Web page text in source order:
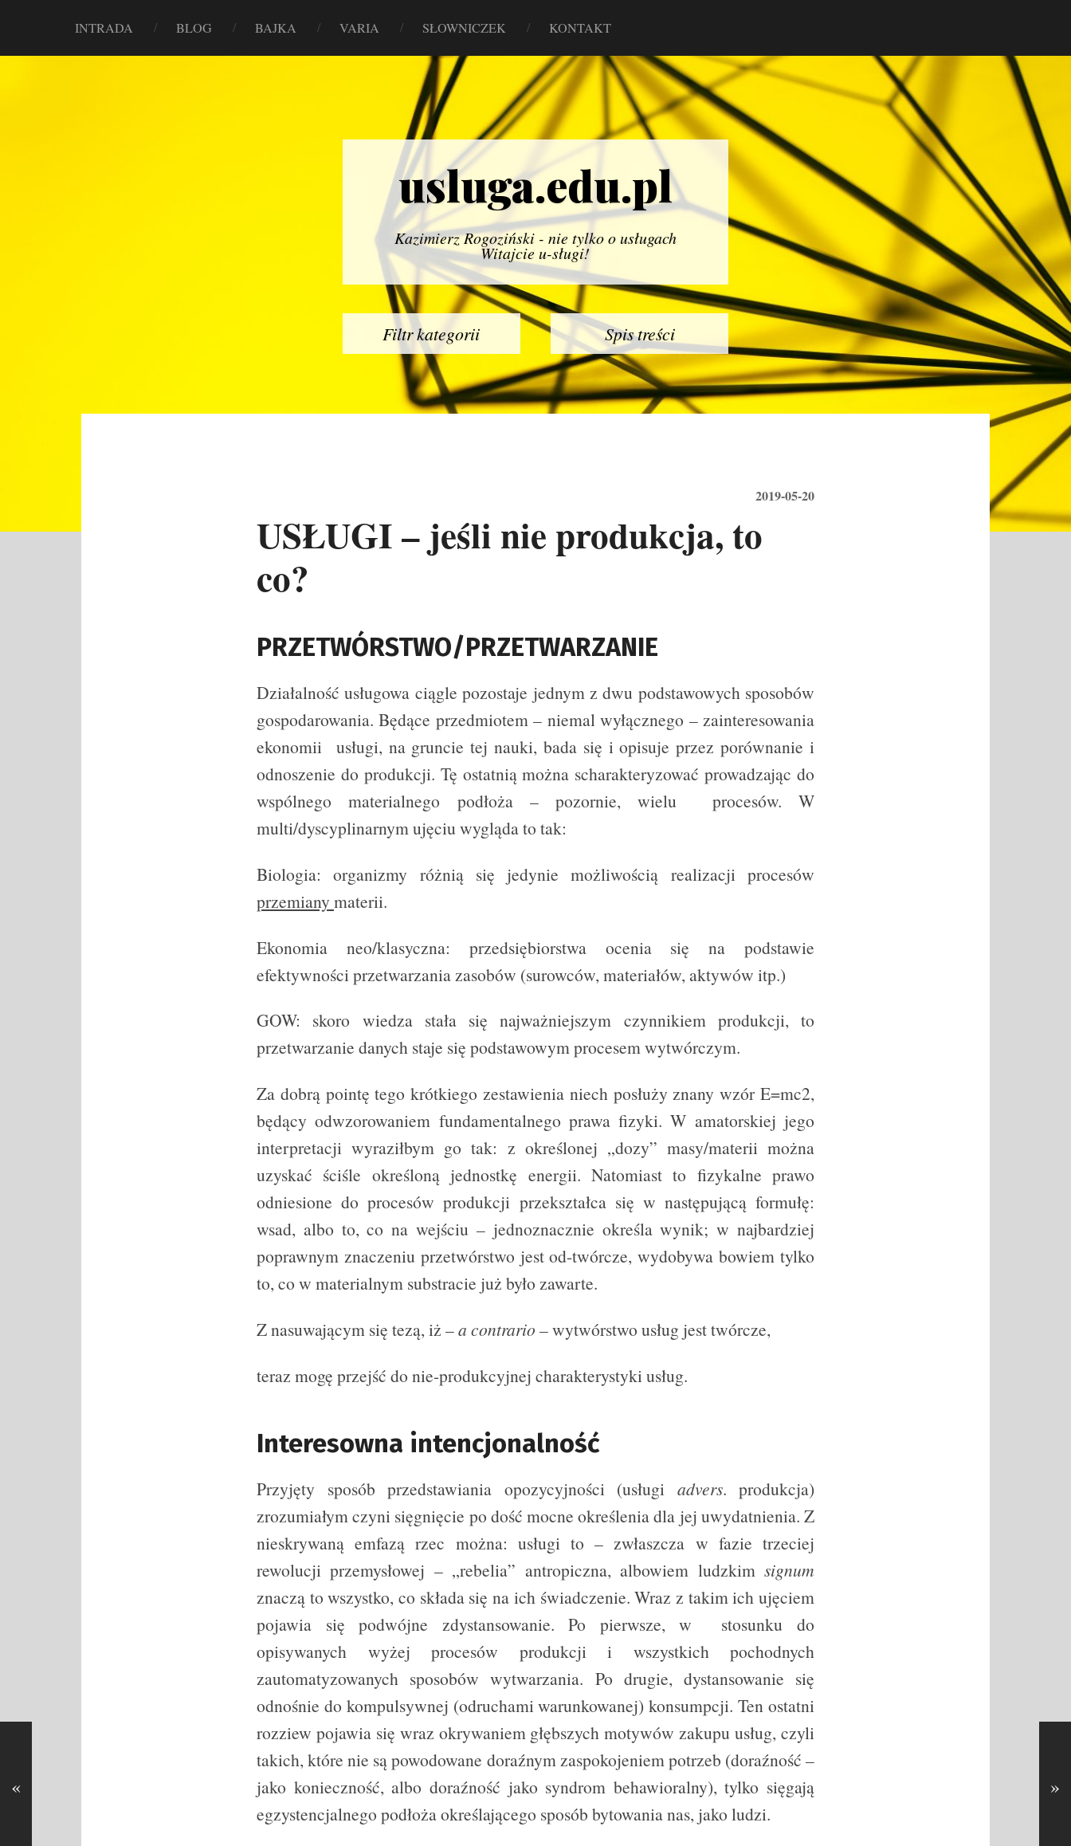
INTRADA BLOG BAJKA VARIA SŁOWNICZEK KONTAKT
usluga.edu.pl
Kazimierz Rogoziński - nie tylko o usługach
Witajcie u-sługi!
Filtr kategorii Spis treści
2019-05-20
USŁUGI – jeśli nie produkcja, to
co?
PRZETWÓRSTWO/PRZETWARZANIE
Działalność usługowa ciągle pozostaje jednym z dwu podstawowych sposobów
gospodarowania. Będące przedmiotem – niemal wyłącznego – zainteresowania
ekonomii usługi, na gruncie tej nauki, bada się i opisuje przez porównanie i
odnoszenie do produkcji. Tę ostatnią można scharakteryzować prowadzając do
wspólnego materialnego podłoża – pozornie, wielu procesów. W
multi/dyscyplinarnym ujęciu wygląda to tak:
Biologia: organizmy różnią się jedynie możliwością realizacji procesów
przemiany materii.
Ekonomia neo/klasyczna: przedsiębiorstwa ocenia się na podstawie
efektywności przetwarzania zasobów (surowców, materiałów, aktywów itp.)
GOW: skoro wiedza stała się najważniejszym czynnikiem produkcji, to
przetwarzanie danych staje się podstawowym procesem wytwórczym.
Za dobrą pointę tego krótkiego zestawienia niech posłuży znany wzór E=mc2,
będący odwzorowaniem fundamentalnego prawa fizyki. W amatorskiej jego
interpretacji wyraziłbym go tak: z określonej „dozy” masy/materii można
uzyskać ściśle określoną jednostkę energii. Natomiast to fizykalne prawo
odniesione do procesów produkcji przekształca się w następującą formułę:
wsad, albo to, co na wejściu – jednoznacznie określa wynik; w najbardziej
poprawnym znaczeniu przetwórstwo jest od-twórcze, wydobywa bowiem tylko
to, co w materialnym substracie już było zawarte.
Z nasuwającym się tezą, iż –a contrario –wytwórstwo usług jest twórcze,
teraz mogę przejść do nie-produkcyjnej charakterystyki usług.
Interesowna intencjonalność
Przyjęty sposób przedstawiania opozycyjności (usługi advers. produkcja)
zrozumiałym czyni sięgnięcie po dość mocne określenia dla jej uwydatnienia. Z
nieskrywaną emfazą rzec można: usługi to – zwłaszcza w fazie trzeciej
rewolucji przemysłowej – „rebelia” antropiczna, albowiem ludzkim signum
znaczą to wszystko, co składa się na ich świadczenie. Wraz z takim ich ujęciem
pojawia się podwójne zdystansowanie. Po pierwsze, w stosunku do
opisywanych wyżej procesów produkcji i wszystkich pochodnych
zautomatyzowanych sposobów wytwarzania. Po drugie, dystansowanie się
odnośnie do kompulsywnej (odruchami warunkowanej) konsumpcji. Ten ostatni
rozziew pojawia się wraz okrywaniem głębszych motywów zakupu usług, czyli
takich, które nie są powodowane doraźnym zaspokojeniem potrzeb (doraźność –
jako konieczność, albo doraźność jako syndrom behawioralny), tylko sięgają
egzystencjalnego podłoża określającego sposób bytowania nas, jako ludzi.
« »